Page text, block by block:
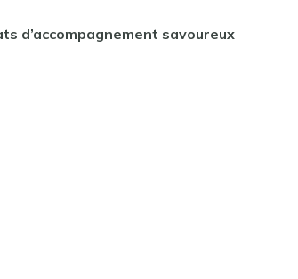
d’accompagnement savoureux